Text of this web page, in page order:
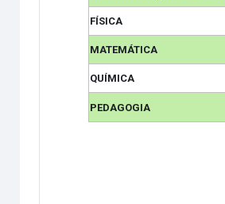
FÍSICA
MATEMÁTICA
QUÍMICA
PEDAGOGIA